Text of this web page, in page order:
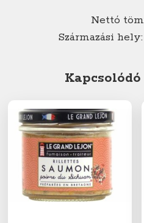
Nettó
Származási